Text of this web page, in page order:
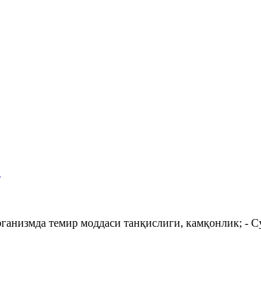
темир моддаси танқислиги, камқонлик; -